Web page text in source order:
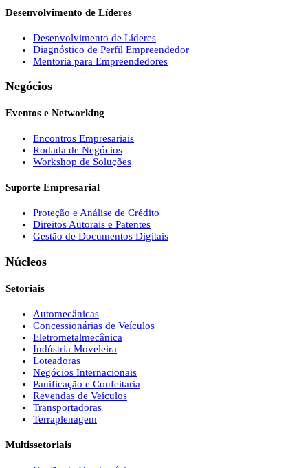
Desenvolvimento de Líderes
Desenvolvimento de Líderes
Diagnóstico de Perfil Empreendedor
Mentoria para Empreendedores
Negócios
Eventos e Networking
Encontros Empresariais
Rodada de Negócios
Workshop de Soluções
Suporte Empresarial
Proteção e Análise de Crédito
Direitos Autorais e Patentes
Gestão de Documentos Digitais
Núcleos
Setoriais
Automecânicas
Concessionárias de Veículos
Eletrometalmecânica
Indústria Moveleira
Loteadoras
Negócios Internacionais
Panificação e Confeitaria
Revendas de Veículos
Transportadoras
Terraplenagem
Multissetoriais